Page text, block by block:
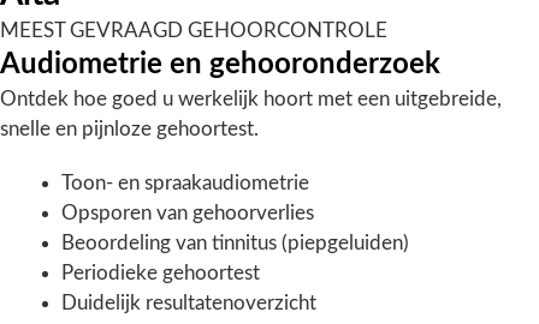
MEEST GEVRAAGD GEHOORCONTROLE
Audiometrie en gehooronderzoek
Ontdek hoe goed u werkelijk hoort met een uitgebreide,
snelle en pijnloze gehoortest.
Toon- en spraakaudiometrie
Opsporen van gehoorverlies
Beoordeling van tinnitus (piepgeluiden)
Periodieke gehoortest
Duidelijk resultatenoverzicht